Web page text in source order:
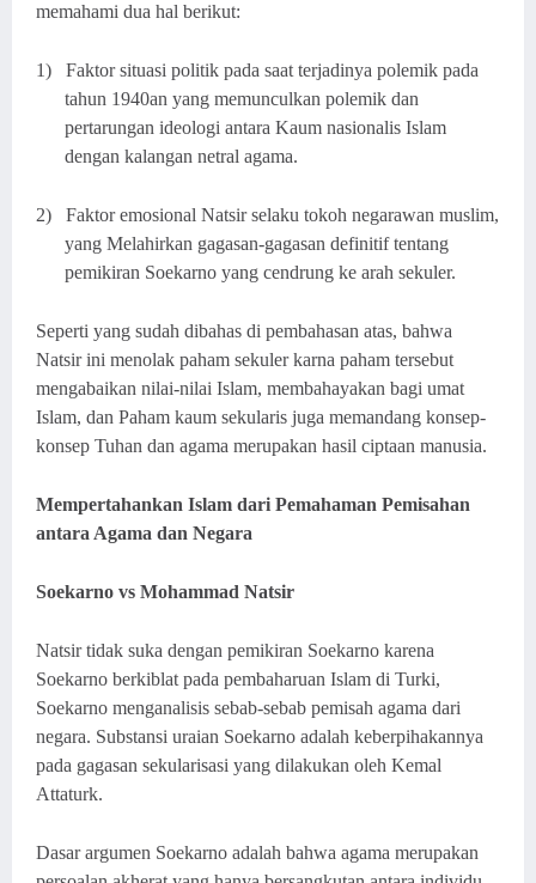
memahami dua hal berikut:
1)
Faktor situasi politik pada saat terjadinya polemik pada
tahun 1940an yang memunculkan polemik dan
pertarungan ideologi antara Kaum nasionalis Islam
dengan kalangan netral agama.
2)
Faktor emosional Natsir selaku tokoh negarawan muslim,
yang Melahirkan gagasan-gagasan definitif tentang
pemikiran Soekarno yang cendrung ke arah sekuler.
Seperti yang sudah dibahas di pembahasan atas, bahwa
Natsir ini menolak paham sekuler karna paham tersebut
mengabaikan nilai-nilai Islam, membahayakan bagi umat
Islam, dan Paham kaum sekularis juga memandang konsep-
konsep Tuhan dan agama merupakan hasil ciptaan manusia.
Mempertahankan Islam dari Pemahaman Pemisahan
antara Agama dan Negara
Soekarno vs Mohammad Natsir
Natsir tidak suka dengan pemikiran Soekarno karena
Soekarno berkiblat pada pembaharuan Islam di Turki,
Soekarno menganalisis sebab-sebab pemisah agama dari
negara. Substansi uraian Soekarno adalah keberpihakannya
pada gagasan sekularisasi yang dilakukan oleh Kemal
Attaturk.
Dasar argumen Soekarno adalah bahwa agama merupakan